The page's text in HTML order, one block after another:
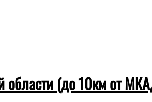
области (до 10км от